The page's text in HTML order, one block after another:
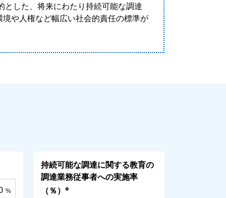
とした、将来にわたり持続可能な調達
や人権など幅広い社会的責任の標準が
%
持続可能な調達に関する教育の
調達業務従事者への実施率
（％） ※